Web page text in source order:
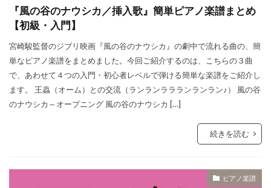
『風の谷のナウシカ／挿入歌』簡単ピアノ楽譜まとめ
【初級・入門】
宮崎駿監督のジブリ映画『風の谷のナウシカ』の劇中で流れる曲の、簡
単なピアノ楽譜をまとめました。今回ご紹介するのは、こちらの３曲
で、あわせて４つの入門・初心者レベルで弾ける簡単な楽譜をご紹介し
ます。 王蟲（オーム）との交流（ランランララランランラン♪） 風の谷
のナウシカ～オープニング 風の谷のナウシカ […]
続きを読む
ピアノ楽譜